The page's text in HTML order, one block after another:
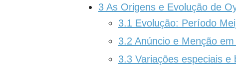
3 As Origens e Evolução de
3.1 Evolução: Período
3.2 Anúncio e Menção
3.3 Variações especiais